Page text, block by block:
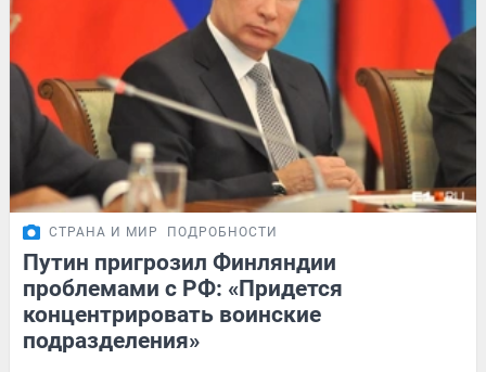
СТРАНА И МИР ПОДРОБНОСТИ
Путин пригрозил Финляндии
проблемами с РФ: «Придется
концентрировать воинские
подразделения»